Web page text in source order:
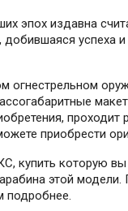
эпох издавна
успеха
огнестрельном
приобрести
купить которую
этой
подробнее.